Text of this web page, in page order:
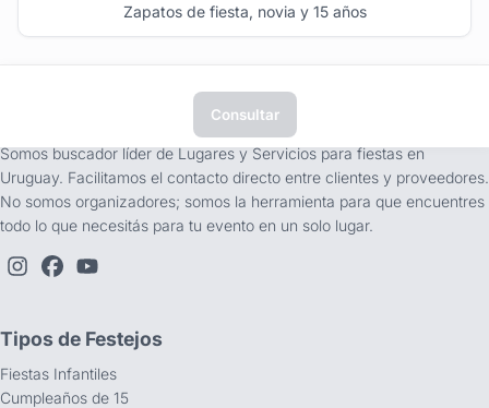
Zapatos de fiesta, novia y 15 años
Consultar
Somos buscador líder de Lugares y Servicios para fiestas en
Uruguay. Facilitamos el contacto directo entre clientes y proveedores.
No somos organizadores; somos la herramienta para que encuentres
todo lo que necesitás para tu evento en un solo lugar.
Tipos de Festejos
Fiestas Infantiles
Cumpleaños de 15